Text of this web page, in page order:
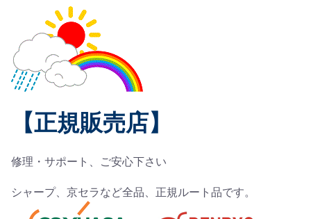
【正規販売店】
修理・サポート、ご安心下さい
シャープ、京セラなど全品、正規ルート品です。